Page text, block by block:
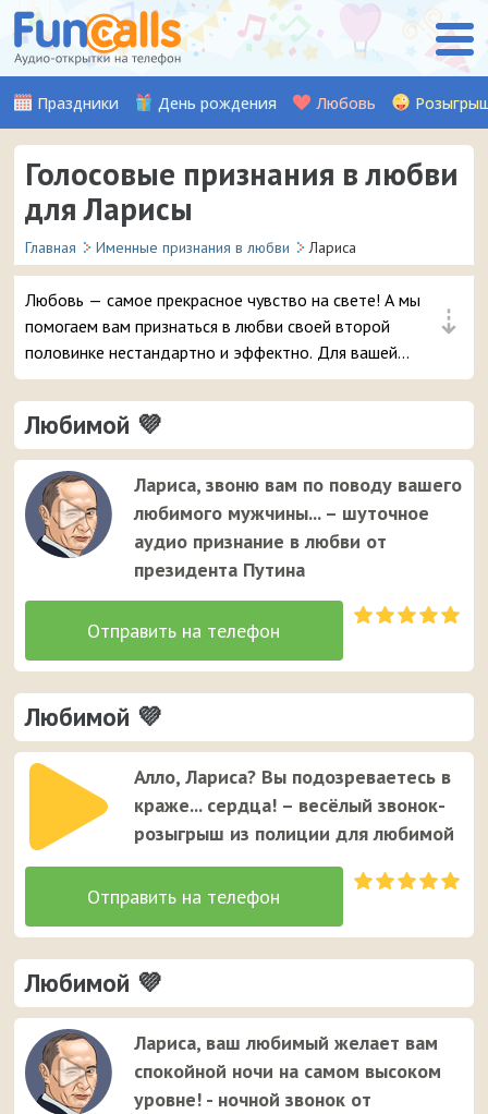
Праздники День рождения Любовь
Голосовые признания в любви
для Ларисы
Главная Именные признания в любви Лариса
⇣
Любовь — самое прекрасное чувство на свете! А мы
помогаем вам признаться в любви своей второй
половинке нестандартно и эффектно. Для вашей
девушки Ларисы мы записали множество красивых
музыкальных и аудио признаний, стихов, а также
шуточных признаний от Путина (хит!). Выберите
понравившуюся аудио-открытку и уже через пару
мгновений она придет на телефон вашей любимой
Ларисе. Это единственный случай, когда звонок от
неизвестного номера вызывает улыбку у вашей
девушки ;)
Любимой 💜
Лариса, звоню вам по поводу вашего
любимого мужчины... – шуточное
аудио признание в любви от
президента Путина
Любимой 💜
Алло, Лариса? Вы подозреваетесь в
краже... сердца! – весёлый звонок-
розыгрыш из полиции для любимой
Любимой 💜
Лариса, ваш любимый желает вам
спокойной ночи на самом высоком
уровне! - ночной звонок от